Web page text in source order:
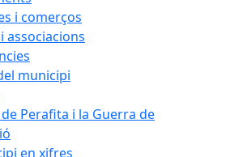
i comerços
associacions
municipi
de Perafita i la Guerra de
en xifres